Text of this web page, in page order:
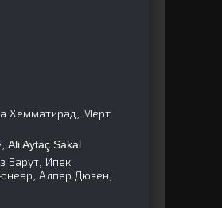
Хемматирад, Мерт
Ali Aytaç Sakal
Барут, Ипек
Алпер Дюзен,